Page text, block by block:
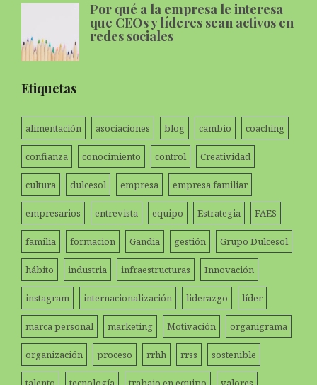
Por qué a la empresa le interesa
que CEOs y líderes sean activos en
redes sociales
Etiquetas
alimentación asociaciones blog cambio coaching
confianza conocimiento control Creatividad
cultura dulcesol empresa empresa familiar
empresarios entrevista equipo Estrategia FAES
familia formacion Gandia gestión Grupo Dulcesol
hábito industria infraestructuras Innovación
instagram internacionalización liderazgo líder
marca personal marketing Motivación organigrama
organización proceso rrhh rrss sostenible